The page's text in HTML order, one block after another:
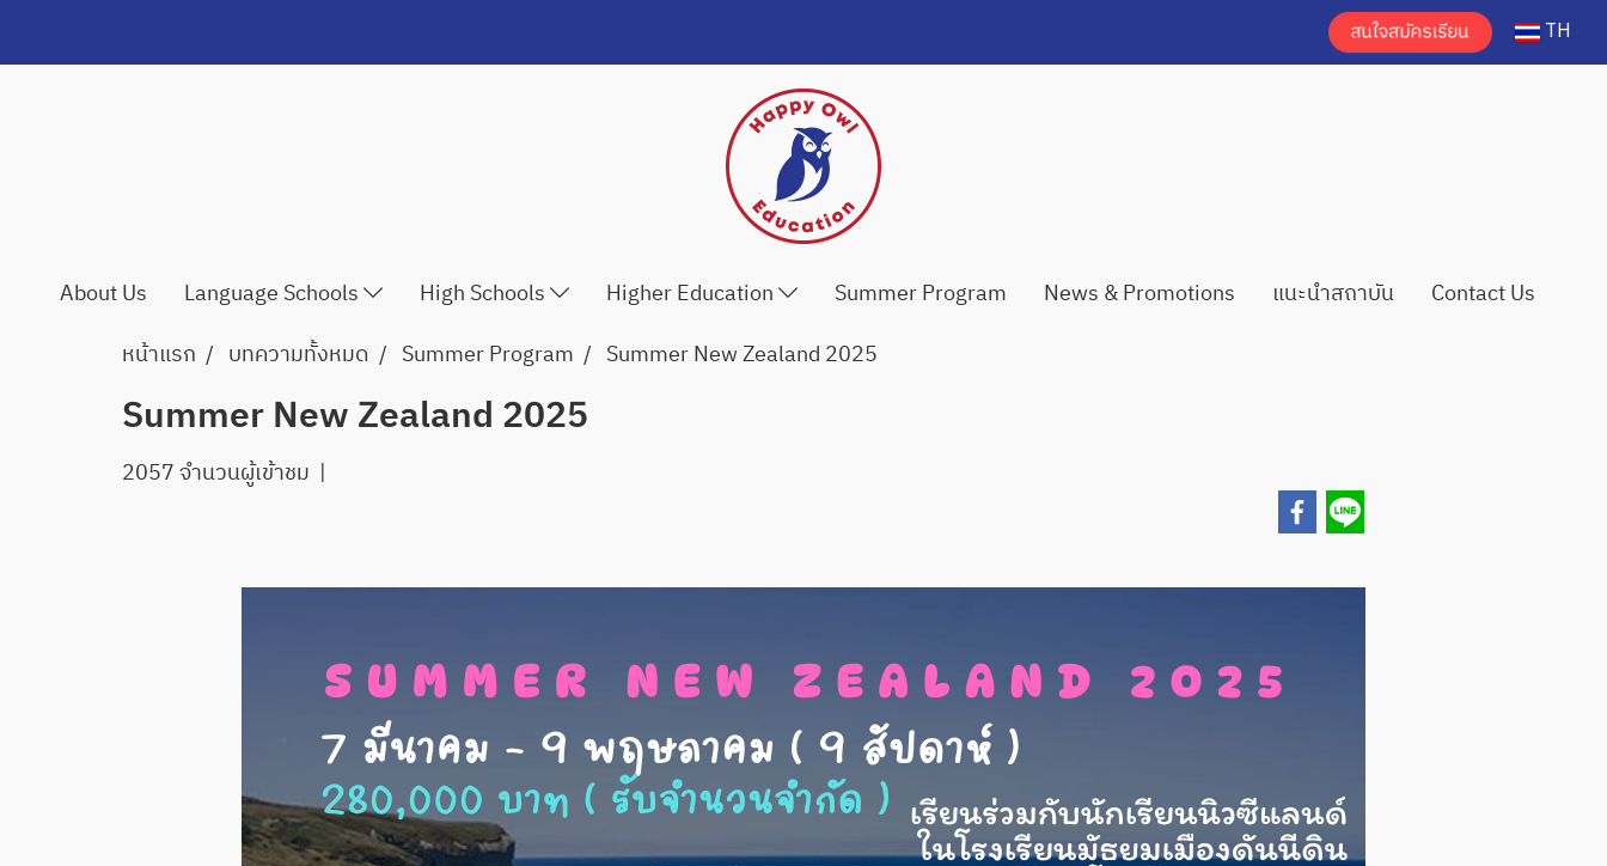
TH
About Us Language Schools High Schools Higher Education Summer Program News & Promotions แนะนำสถาบัน
Contact Us
หน้าแรก
บทความทั้งหมด Summer Program Summer New Zealand 2025
Summer New Zealand 2025
2057 จำนวนผู้เข้าชม |